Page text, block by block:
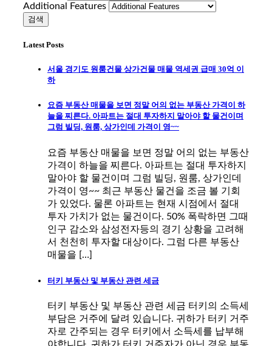
Additional Features
Latest Posts
서울 경기도 원룸건물 상가건물 매물 역세권 급매 30억 이
하
요즘 부동산 매물을 보면 정말 어의 없는 부동산 가격이 하
늘을 찌른다. 아파트는 절대 투자하지 말아야 할 물건이며
그럼 빌딩, 원룸, 상가인데 가격이 영~~
요즘 부동산 매물을 보면 정말 어의 없는 부동산
가격이 하늘을 찌른다. 아파트는 절대 투자하지
말아야 할 물건이며 그럼 빌딩, 원룸, 상가인데
가격이 영~~ 최근 부동산 물건을 조금 볼 기회
가 있었다. 물론 아파트는 현재 시점에서 절대
투자 가치가 없는 물건이다. 50% 폭락하면 그때
인구 감소와 삼성전자등의 경기 상황을 고려해
서 천천히 투자할 대상이다. 그럼 다른 부동산
매물을 […]
터키 부동산 및 부동산 관련 세금
터키 부동산 및 부동산 관련 세금 터키의 소득세
부담은 거주에 달려 있습니다. 귀하가 터키 거주
자로 간주되는 경우 터키에서 소득세를 납부해